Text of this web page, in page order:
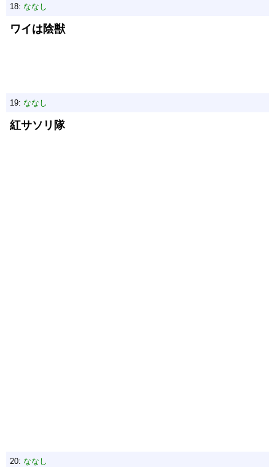
18: ななし
ワイは陰獣
19: ななし
紅サソリ隊
20: ななし